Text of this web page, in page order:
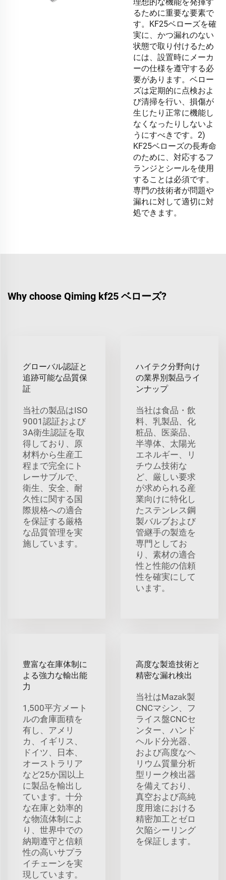
るために重要な要素で
す。KF25ベローズを確
実に、かつ漏れのない
状態で取り付けるため
には、設置時にメーカ
ーの仕様を遵守する必
要があります。ベロー
ズは定期的に点検およ
び清掃を行い、損傷が
生じたり正常に機能し
なくなったりしないよ
うにすべきです。2)
KF25ベローズの長寿命
のために、対応するフ
ランジとシールを使用
することは必須です。
専門の技術者が問題や
漏れに対して適切に対
処できます。
Why choose Qiming kf25 ベローズ?
グローバル認証と
追跡可能な品質保
証
当社の製品はISO
9001認証および
3A衛生認証を取
得しており、原
材料から生産工
程まで完全にト
レーサブルで、
衛生、安全、耐
久性に関する国
際規格への適合
を保証する厳格
な品質管理を実
施しています。
ハイテク分野向け
の業界別製品ライ
ンナップ
当社は食品・飲
料、乳製品、化
粧品、医薬品、
半導体、太陽光
エネルギー、リ
チウム技術な
ど、厳しい要求
が求められる産
業向けに特化し
たステンレス鋼
製バルブおよび
管継手の製造を
専門としてお
り、素材の適合
性と性能の信頼
性を確実にして
います。
豊富な在庫体制に
よる強力な輸出能
力
1,500平方メート
ルの倉庫面積を
有し、アメリ
カ、イギリス、
ドイツ、日本、
オーストラリア
など25か国以上
に製品を輸出し
ています。十分
な在庫と効率的
な物流体制によ
り、世界中での
納期遵守と信頼
性の高いサプラ
イチェーンを実
現しています。
高度な製造技術と
精密な漏れ検出
当社はMazak製
CNCマシン、フ
ライス盤CNCセ
ンター、ハンド
ヘルド分光器、
および高度なヘ
リウム質量分析
型リーク検出器
を備えており、
真空および高純
度用途における
精密加工とゼロ
欠陥シーリング
を保証します。